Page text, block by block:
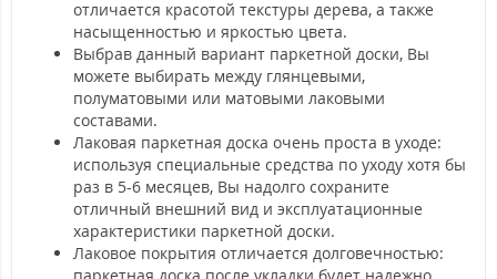
отличается красотой текстуры дерева, а также
насыщенностью и яркостью цвета.
Выбрав данный вариант паркетной доски, Вы
можете выбирать между глянцевыми,
полуматовыми или матовыми лаковыми
составами.
Лаковая паркетная доска очень проста в уходе:
используя специальные средства по уходу хотя бы
раз в 5-6 месяцев, Вы надолго сохраните
отличный внешний вид и эксплуатационные
характеристики паркетной доски.
Лаковое покрытия отличается долговечностью:
паркетная доска после укладки будет надежно